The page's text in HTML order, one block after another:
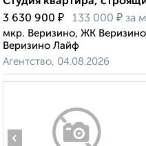
3 630 900 ₽ 133 000 ₽ за
мкр. Веризино, ЖК
Веризино Лайф
Агентство, 04.08.2026
‹